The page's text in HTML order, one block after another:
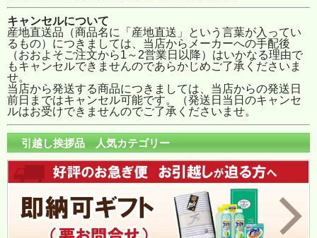
キャンセルについて
産地直送品（商品名に「産地直送」という言葉が入ってい
るもの）につきましては、当店からメーカーへの手配後
（おおよそご注文から1～2営業日以降）はいかなる理由で
もキャンセルできませんのであらかじめご了承くださいま
せ。
当店から発送する商品につきましては、当店からの発送日
前日まではキャンセル可能です。（発送日当日のキャンセ
ルはお受けできませんのでご了承くださいませ。
引越し挨拶品 人気カテゴリー